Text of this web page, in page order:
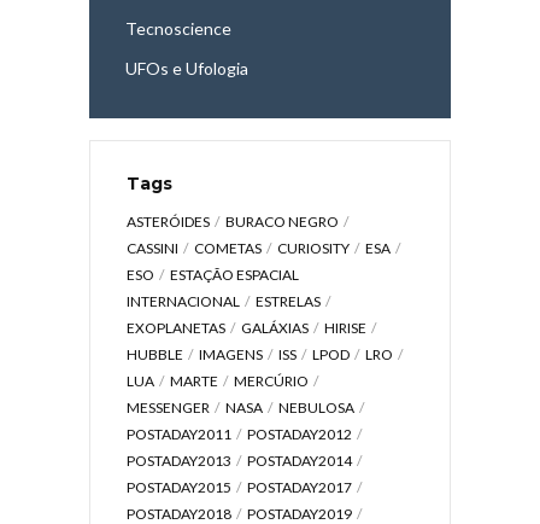
Tecnoscience
UFOs e Ufologia
Tags
ASTERÓIDES
BURACO NEGRO
CASSINI
COMETAS CURIOSITY
ESA
ESO
ESTAÇÃO ESPACIAL
INTERNACIONAL
ESTRELAS
EXOPLANETAS
GALÁXIAS
HIRISE
HUBBLE
IMAGENS ISS LPOD
LRO
LUA
MARTE
MERCÚRIO
MESSENGER
NASA
NEBULOSA
POSTADAY2011
POSTADAY2012
POSTADAY2013
POSTADAY2014
POSTADAY2015
POSTADAY2017
POSTADAY2018
POSTADAY2019